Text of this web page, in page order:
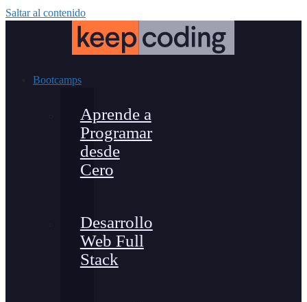
Saltar al contenido
Bootcamps
Aprende a
Programar
desde
Cero
Desarrollo
Web Full
Stack